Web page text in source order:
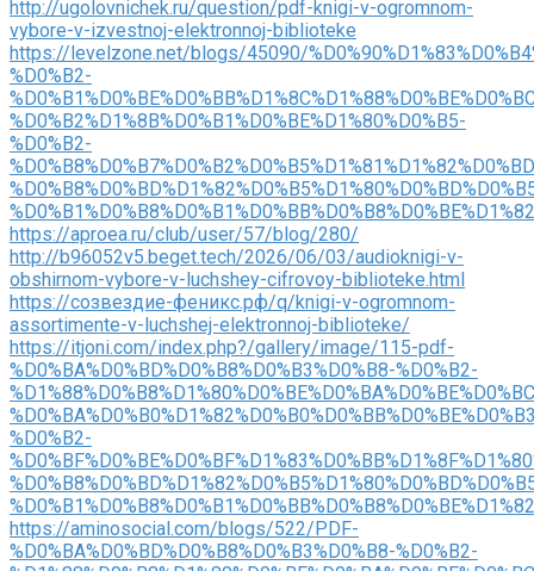
http://ugolovnichek.ru/question/pdf-knigi-v-ogromnom-
vybore-v-izvestnoj-elektronnoj-biblioteke
https://levelzone.net/blogs/45090/
%D0%B2-
%D0%B2%D1%8B%D0%B1%D0%BE%D1%80%D0%B5-
%D0%B2-
https://aproea.ru/club/user/57/blog/280/
http://b96052v5.beget.tech/2026/06/03/audioknigi-v-
obshirnom-vybore-v-luchshey-cifrovoy-biblioteke.html
https://созвездие-феникс.рф/q/knigi-v-ogromnom-
assortimente-v-luchshej-elektronnoj-biblioteke/
https://itjoni.com/index.php?/gallery/image/115-pdf-
%D0%BA%D0%BD%D0%B8%D0%B3%D0%B8-%D0%B2-
%D0%B2-
https://aminosocial.com/blogs/522/PDF-
%D0%BA%D0%BD%D0%B8%D0%B3%D0%B8-%D0%B2-